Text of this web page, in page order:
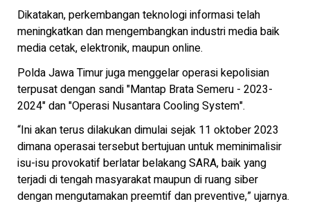
Dikatakan, perkembangan teknologi informasi telah
meningkatkan dan mengembangkan industri media baik
media cetak, elektronik, maupun online.
Polda Jawa Timur juga menggelar operasi kepolisian
terpusat dengan sandi "Mantap Brata Semeru - 2023-
2024" dan "Operasi Nusantara Cooling System".
“Ini akan terus dilakukan dimulai sejak 11 oktober 2023
dimana operasai tersebut bertujuan untuk meminimalisir
isu-isu provokatif berlatar belakang SARA, baik yang
terjadi di tengah masyarakat maupun di ruang siber
dengan mengutamakan preemtif dan preventive,” ujarnya.